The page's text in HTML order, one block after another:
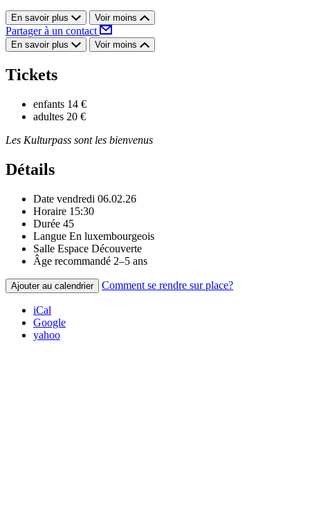
En savoir plus Voir moins
Partager à un contact
En savoir plus Voir moins
Tickets
enfants 14 €
adultes 20 €
Les Kulturpass sont les bienvenus
Détails
Date vendredi 06.02.26
Horaire 15:30
Durée 45
Langue En luxembourgeois
Salle Espace Découverte
Âge recommandé 2–5 ans
Ajouter au calendrier Comment se rendre sur place?
iCal
Google
yahoo